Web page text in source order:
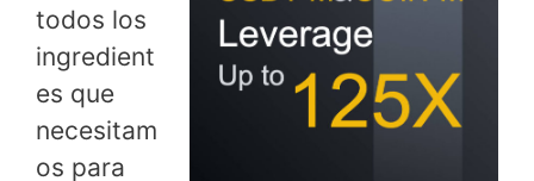
todos los
ingredient
es que
necesitam
os para